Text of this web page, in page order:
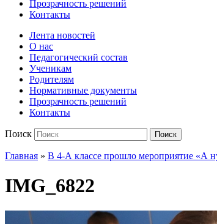
Прозрачность решений
Контакты
Лента новостей
О нас
Педагогический состав
Ученикам
Родителям
Нормативные документы
Прозрачность решений
Контакты
Поиск Поиск
Главная » В 4-А классе прошло мероприятие «А
IMG_6822